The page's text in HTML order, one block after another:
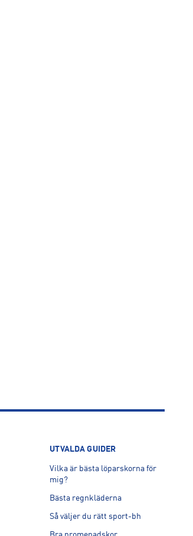
UTVALDA GUIDER
Vilka är bästa löparskorna för
mig?
Bästa regnkläderna
Så väljer du rätt sport-bh